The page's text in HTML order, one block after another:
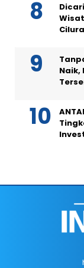
Naik,